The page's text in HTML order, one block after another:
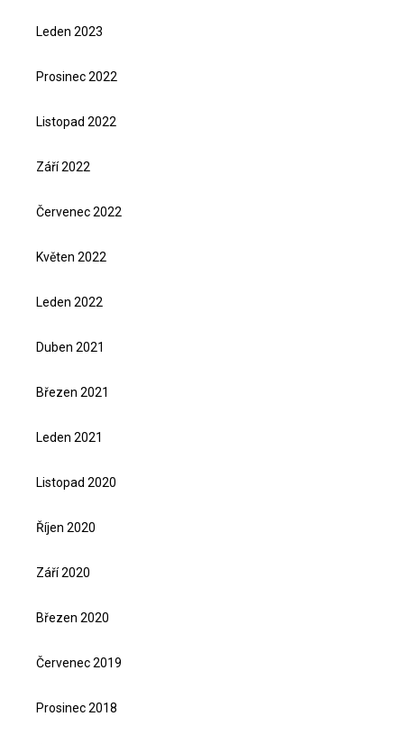
Leden 2023
Prosinec 2022
Listopad 2022
Září 2022
Červenec 2022
Květen 2022
Leden 2022
Duben 2021
Březen 2021
Leden 2021
Listopad 2020
Říjen 2020
Září 2020
Březen 2020
Červenec 2019
Prosinec 2018